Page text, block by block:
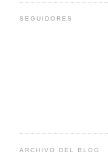
SEGUIDORES
ARCHIVO DEL BLOG